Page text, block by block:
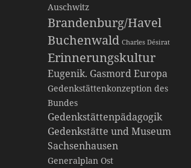
Auschwitz
Brandenburg/Havel
Buchenwald Charles Désirat
Erinnerungskultur
Eugenik. GasmordEuropa
Gedenkstättenkonzeption des
Bundes
Gedenkstättenpädagogik
Gedenkstätte und Museum
Sachsenhausen
Generalplan Ost